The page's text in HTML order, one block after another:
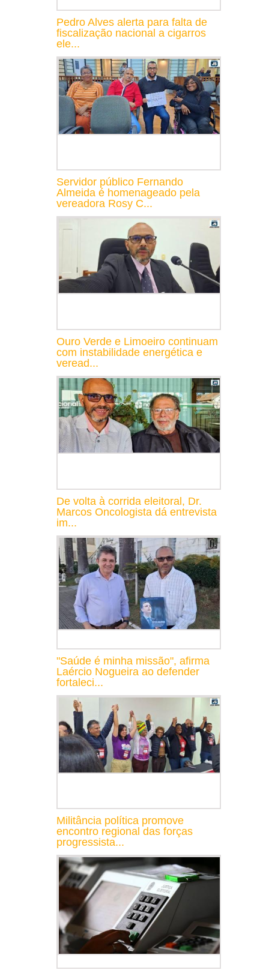
Pedro Alves alerta para falta de
fiscalização nacional a cigarros
ele...
Servidor público Fernando
Almeida é homenageado pela
vereadora Rosy C...
Ouro Verde e Limoeiro continuam
com instabilidade energética e
veread...
De volta à corrida eleitoral, Dr.
Marcos Oncologista dá entrevista
im...
"Saúde é minha missão", afirma
Laércio Nogueira ao defender
fortaleci...
Militância política promove
encontro regional das forças
progressista...